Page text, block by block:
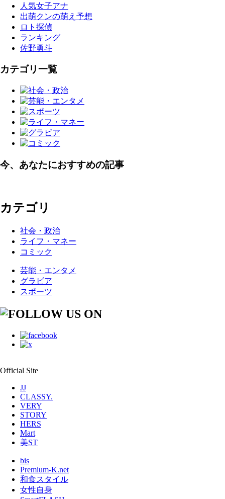
人気女子アナ
出萌クンの萌え予想
ロト探偵
ランキング
佐野勇斗
カテゴリ一覧
今、あなたにおすすめの記事
カテゴリ
社会・政治
ライフ・マネー
コミック
芸能・エンタメ
グラビア
スポーツ
Official Site
JJ
CLASSY.
VERY
STORY
HERS
Mart
美ST
bis
Premium-K.net
和食スタイル
女性自身